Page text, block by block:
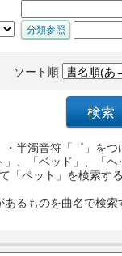
ソート順
半濁音符「゜」を
」、「ベッド」、「
「ペット」を検索
るものを曲名で検